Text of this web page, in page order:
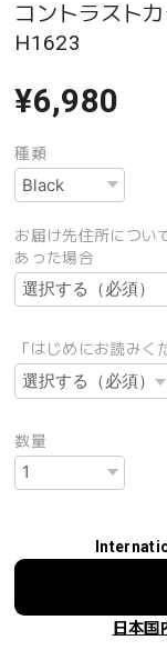
コントラスト
H1623
¥6,980
種類
お届け先住所につい
あった場合
「はじめにお読み
数量
日本国